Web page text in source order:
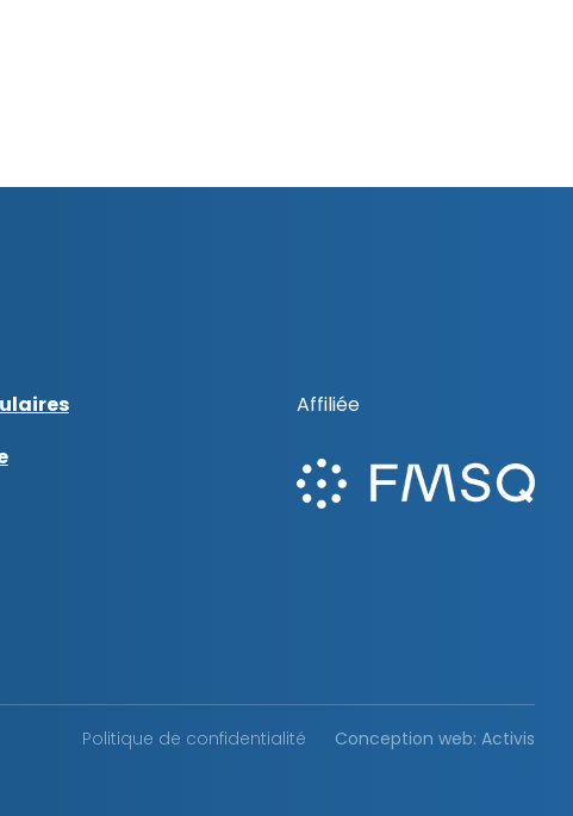
Affiliée
Politique de confidentialité Conception web: Activis